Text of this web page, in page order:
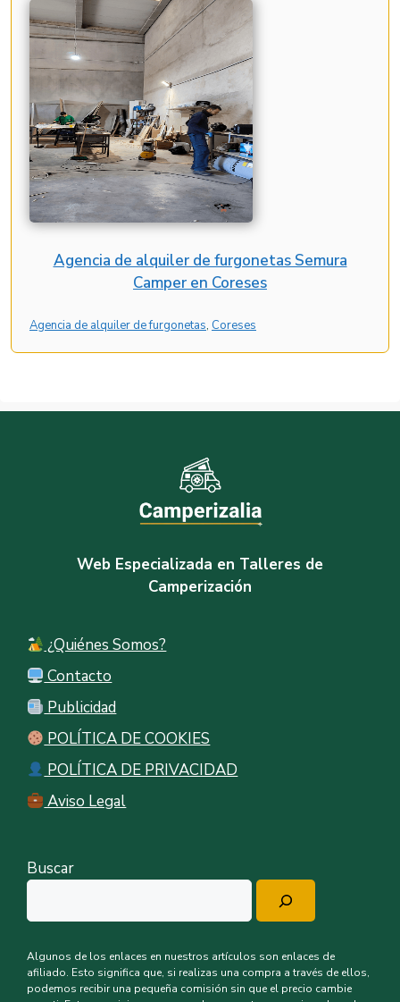
Agencia de alquiler de furgonetas Semura
Camper en Coreses
Agencia de alquiler de furgonetas, Coreses
Web Especializada en Talleres de
Camperización
¿Quiénes Somos?
Contacto
Publicidad
POLÍTICA DE COOKIES
POLÍTICA DE PRIVACIDAD
Aviso Legal
Buscar
Algunos de los enlaces en nuestros artículos son enlaces de
afiliado. Esto significa que, si realizas una compra a través de ellos,
podemos recibir una pequeña comisión sin que el precio cambie